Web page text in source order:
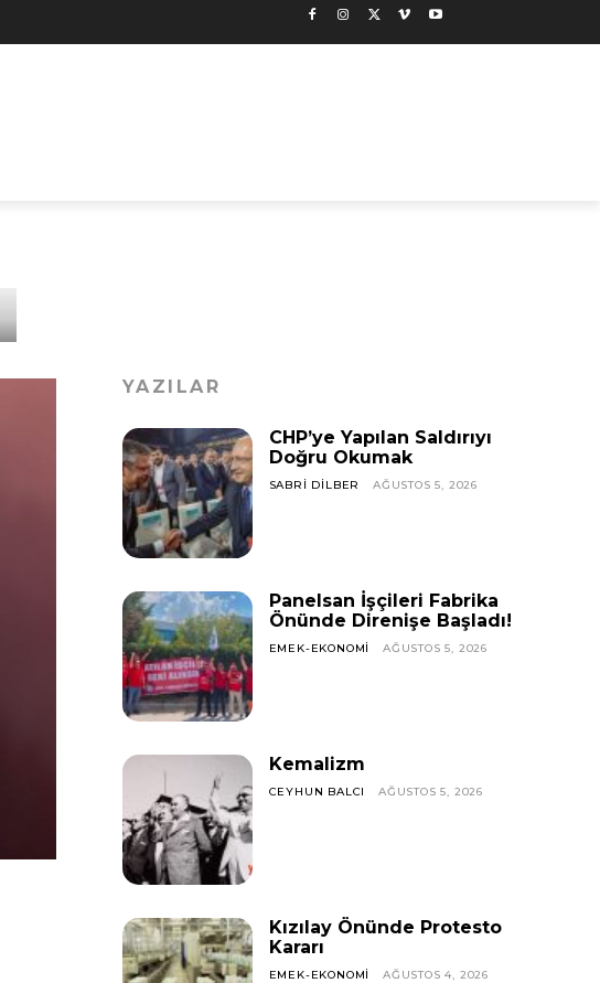
YAZILAR
CHP’ye Yapılan Saldırıyı
Doğru Okumak
SABRI DILBER AĞUSTOS 5, 2026
Panelsan İşçileri Fabrika
Önünde Direnişe Başladı!
EMEK-EKONOMI AĞUSTOS 5, 2026
Kemalizm
CEYHUN BALCI AĞUSTOS 5, 2026
Kızılay Önünde Protesto
Kararı
EMEK-EKONOMI AĞUSTOS 4, 2026